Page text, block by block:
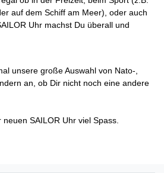
auf dem Schiff am Meer), oder auch
Uhr machst Du überall und
unsere große Auswahl von Nato-,
an, ob Dir nicht noch eine andere
SAILOR Uhr viel Spass.